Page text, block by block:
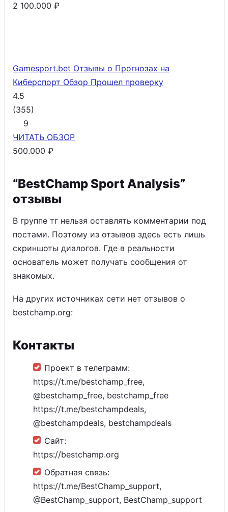
2 100.000 ₽
Gamesport.bet Отзывы о Прогнозах на
Киберспорт Обзор Прошел проверку
4.5
(355)
9
ЧИТАТЬ ОБЗОР
500.000 ₽
“BestChamp Sport Analysis”
отзывы
В группе тг нельзя оставлять комментарии под
постами. Поэтому из отзывов здесь есть лишь
скриншоты диалогов. Где в реальности
основатель может получать сообщения от
знакомых.
На других источниках сети нет отзывов о
bestchamp.org:
Контакты
Проект в телеграмм:
https://t.me/bestchamp_free,
@bestchamp_free, bestchamp_free
https://t.me/bestchampdeals,
@bestchampdeals, bestchampdeals
Сайт:
https://bestchamp.org
Обратная связь:
https://t.me/BestChamp_support,
@BestChamp_support, BestChamp_support